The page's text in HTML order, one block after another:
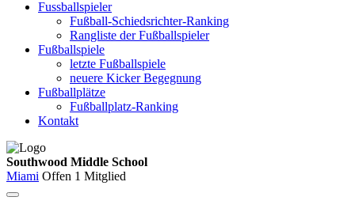
Fussballspieler
Fußball-Schiedsrichter-Ranking
Rangliste der Fußballspieler
Fußballspiele
letzte Fußballspiele
neuere Kicker Begegnung
Fußballplätze
Fußballplatz-Ranking
Kontakt
Southwood Middle School
Miami Offen 1 Mitglied